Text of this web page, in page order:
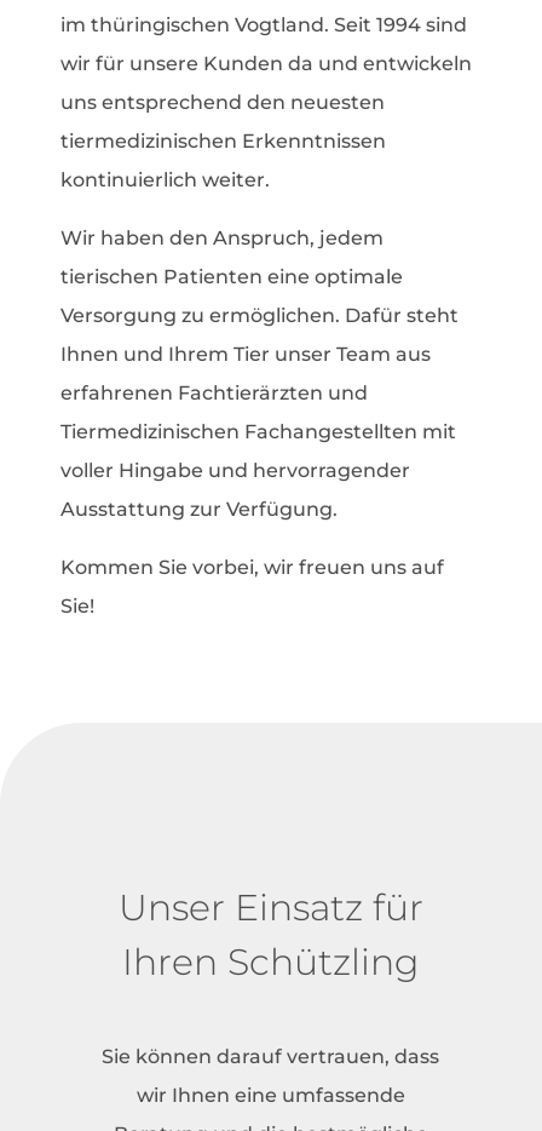
im thüringischen Vogtland. Seit 1994 sind
wir für unsere Kunden da und entwickeln
uns entsprechend den neuesten
tiermedizinischen Erkenntnissen
kontinuierlich weiter.
Wir haben den Anspruch, jedem
tierischen Patienten eine optimale
Versorgung zu ermöglichen. Dafür steht
Ihnen und Ihrem Tier unser Team aus
erfahrenen Fachtierärzten und
Tiermedizinischen Fachangestellten mit
voller Hingabe und hervorragender
Ausstattung zur Verfügung.
Kommen Sie vorbei, wir freuen uns auf
Sie!
Unser Einsatz für
Ihren Schützling
Sie können darauf vertrauen, dass
wir Ihnen eine umfassende